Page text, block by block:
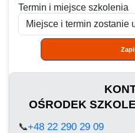
Termin i miejsce szkolenia
OŚRODEK
📞+48 22 290 29 09